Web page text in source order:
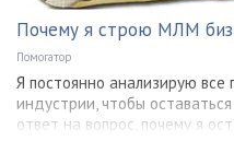
Почему я строю МЛМ
Помогатор
Я постоянно анализирую
индустрии, чтобы
ответ на вопрос, почему я